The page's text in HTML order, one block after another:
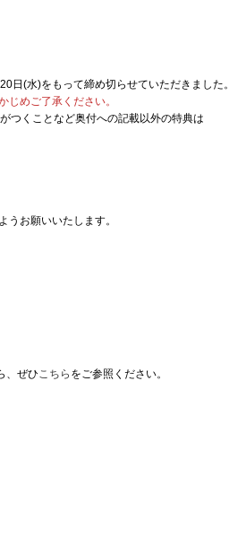
日(水)をもって締め切らせていただきました。
めご了承ください。
つくことなど奥付への記載以外の特典は
お願いいたします。
、ぜひこちら をご参照ください。